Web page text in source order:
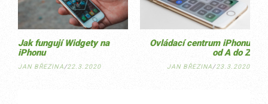
Ovládací centrum iPhonu
od A do Z
JAN BŘEZINA/23.3.2020
Jak fungují Widgety na
iPhonu
JAN BŘEZINA/22.3.2020